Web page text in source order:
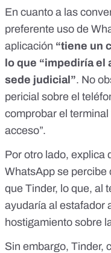
En cuanto a las
preferente uso de
aplicación “tiene un
lo que “impediría el
sede judicial”. No
pericial sobre el
comprobar el
acceso”.
Por otro lado, explica
WhatsApp se percibe
que Tinder, lo que, al
ayudaría al estafador
hostigamiento sobre
Sin embargo, Tinder,